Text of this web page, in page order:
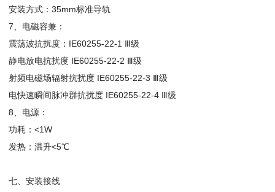
安装方式：35mm标准导轨
7、电磁容兼：
震荡波抗扰度：IE60255-22-1 Ⅲ级
静电放电抗扰度 IE60255-22-2 Ⅲ级
射频电磁场辐射抗扰度 IE60255-22-3 Ⅲ级
电快速瞬间脉冲群抗扰度 IE60255-22-4 Ⅲ级
8、电源：
功耗：<1W
发热：温升<5℃
七、安装接线